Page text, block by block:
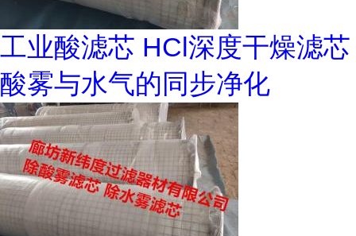
工业酸滤芯 HCl深度干燥滤芯
酸雾与水气的同步净化